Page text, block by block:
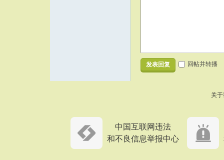
发表回复 回帖并转播
关
中国互联网违法
和不良信息举报中心